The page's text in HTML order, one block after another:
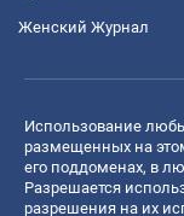
Женский Журнал
Использование
размещенных на
его поддоменах, в
Разрешается
разрешения на их